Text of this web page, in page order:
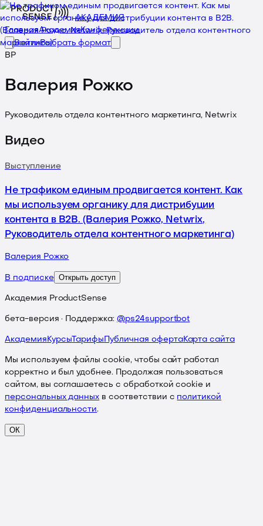
АКАДЕМИЯ
ГлавнаяАкадемияКонференции
ВойтиВыбрать формат
ВР
Валерия Рожко
Руководитель отдела контентного маркетинга, Netwrix
Видео
Выступление
Не трафиком единым продвигается контент. Как
мы используем органику для дистрибуции
контента в B2B. (Валерия Рожко, Netwrix,
Руководитель отдела контентного маркетинга)
Валерия Рожко
В подписке Открыть доступ
Академия ProductSense
бета-версия · Поддержка: @ps24supportbot
Академия Курсы Тарифы Публичная офертаКарта сайта
Мы используем файлы cookie, чтобы сайт работал
корректно и был удобнее. Продолжая пользоваться
сайтом, вы соглашаетесь с обработкой cookie и
персональных данных в соответствии с политикой
конфиденциальности.
ОК